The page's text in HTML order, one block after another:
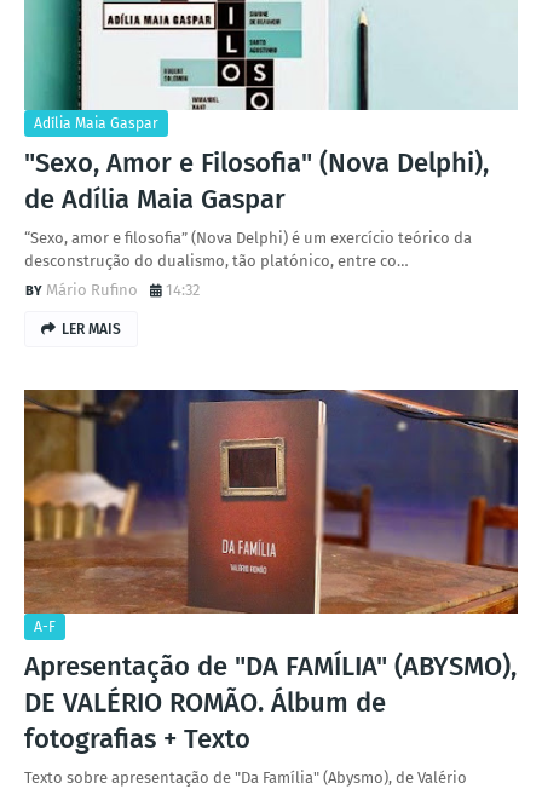
Adília Maia Gaspar
"Sexo, Amor e Filosofia" (Nova Delphi),
de Adília Maia Gaspar
“Sexo, amor e filosofia” (Nova Delphi) é um exercício teórico da
desconstrução do dualismo, tão platónico, entre co…
Mário Rufino
14:32
LER MAIS
A-F
Apresentação de "DA FAMÍLIA" (ABYSMO),
DE VALÉRIO ROMÃO. Álbum de
fotografias + Texto
Texto sobre apresentação de "Da Família" (Abysmo), de Valério